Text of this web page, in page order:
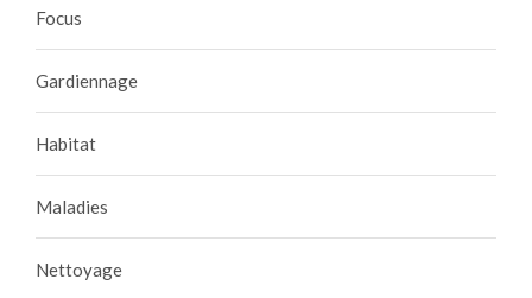
Focus
Gardiennage
Habitat
Maladies
Nettoyage